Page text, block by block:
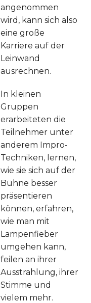
angenommen
wird, kann sich also
eine große
Karriere auf der
Leinwand
ausrechnen.
In kleinen
Gruppen
erarbeiteten die
Teilnehmer unter
anderem Impro-
Techniken, lernen,
wie sie sich auf der
Bühne besser
präsentieren
können, erfahren,
wie man mit
Lampenfieber
umgehen kann,
feilen an ihrer
Ausstrahlung, ihrer
Stimme und
vielem mehr.